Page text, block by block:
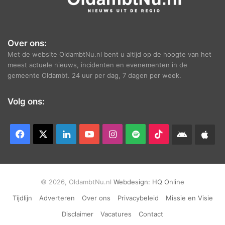
Over ons:
Met de website OldambtNu.nl bent u altijd op de hoogte van het
meest actuele nieuws, incidenten en evenementen in de
gemeente Oldambt. 24 uur per dag, 7 dagen per week.
Volg ons:
Facebook LinkedInYouTubeInstagram
Spotify TikTokAndroid
© 2026, OldambtNu.nl Webdesign: HQ Online
Tijdlijn
Adverteren Over ons Privacybeleid
Missie en Visie
Disclaimer
Vacatures Contact